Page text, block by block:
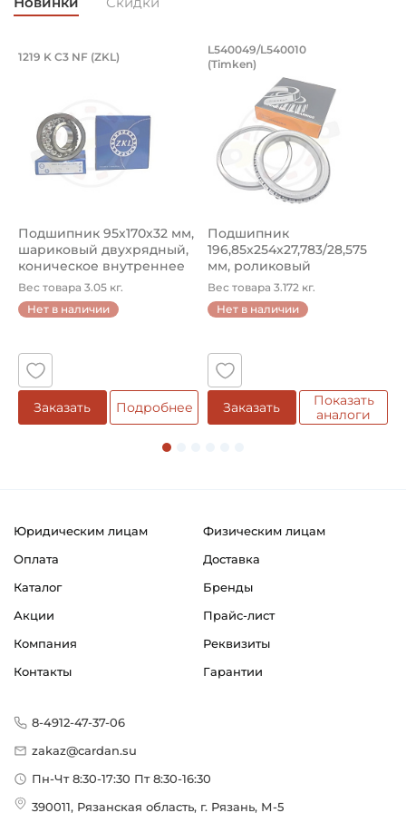
Возможность дополнительной смазки
Классификация завода - производителя:
Карданные валы для промышленного обрудования
Страна происхождения:
Сербия
Подшипник 95х170х32 мм, шариковый
Подшипник 95х170х32 мм, шариковый двухрядный,
1219 K C3 NF (ZKL)
Подшипник 95х170х32 мм,
шариковый двухрядный,
коническое внутреннее
кол...
Вес товара 3.05 кг.
Нет в наличии
Заказать Подробнее
Подшипник
Подшипник
L540049/L540010
(Timken)
Подшипник
196,85х254х27,783/28,575
мм, роликовый
однорядный конический
...
Вес товара 3.172 кг.
Нет в наличии
Заказать
Показать
аналоги
Юридическим лицам
Физическим лицам
Оплата
Доставка
Каталог
Бренды
Акции
Прайс-лист
Компания
Реквизиты
Контакты
Гарантии
8-4912-47-37-06
zakaz@cardan.su
Пн-Чт 8:30-17:30 Пт 8:30-16:30
390011, Рязанская область, г. Рязань, М-5